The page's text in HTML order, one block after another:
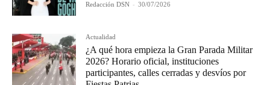
Redacción DSN - 30/07/2026
Actualidad
¿A qué hora empieza la Gran Parada Militar
2026? Horario oficial, instituciones
participantes, calles cerradas y desvíos por